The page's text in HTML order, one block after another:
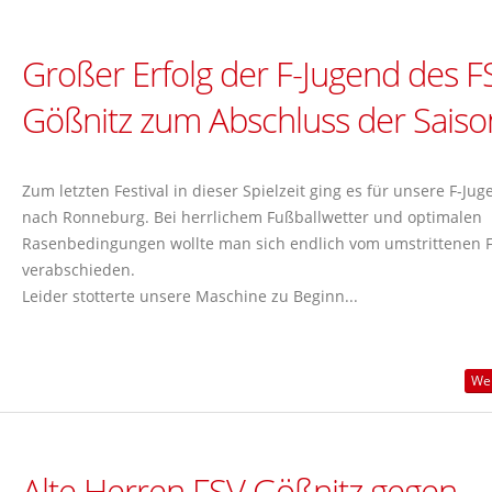
Großer Erfolg der F-Jugend des
Gößnitz zum Abschluss der
Zum letzten Festival in dieser Spielzeit ging es für unsere F-
nach Ronneburg. Bei herrlichem Fußballwetter und optimalen
Rasenbedingungen wollte man sich endlich vom umstrittenen
verabschieden.
Leider stotterte unsere Maschine zu Beginn...